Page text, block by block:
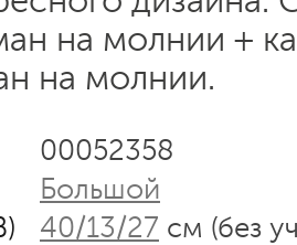
на молнии +
на молнии.
00052358
Большой
40/13/27 см (без